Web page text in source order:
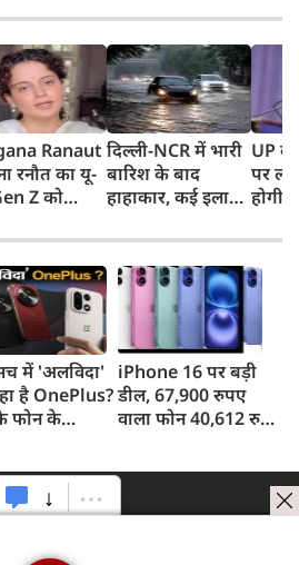
Ranaut
रनौत का यू-
Z को
ताकत',
पहले
को
'जेनरेशन
दिल्ली-NCR में भारी
बारिश के बाद
हाहाकार, कई इलाकों
जाम में फंसे लोग,
सड़कों पर भरा कमर
तक पानी
UP के
पर
होगी
मीटर
पर
में 'अलविदा'
है OnePlus?
फोन के
iPhone 16 पर बड़ी
डील, 67,900 रुपए
वाला फोन 40,612 रुपए